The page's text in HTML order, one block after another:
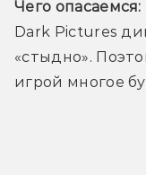
Чего опасаемся:
Dark Pictures
«стыдно».
игрой многое